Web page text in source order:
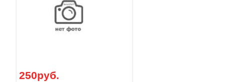
250руб.